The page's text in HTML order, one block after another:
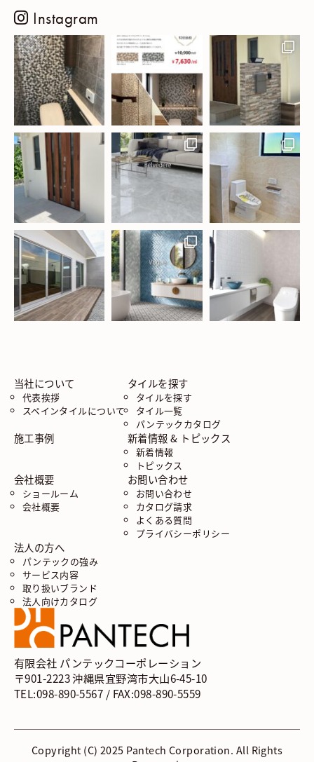
Instagram
当社について
代表挨拶
スペインタイルについて
タイルを探す
タイルを探す
タイル一覧
パンテックカタログ
施工事例 新着情報 & トピックス
新着情報
トピックス
会社概要
ショールーム
会社概要
お問い合わせ
お問い合わせ
カタログ請求
よくある質問
プライバシーポリシー
法人の方へ
パンテックの強み
サービス内容
取り扱いブランド
法人向けカタログ
有限会社 パンテックコーポレーション
〒901-2223 沖縄県宜野湾市大山6-45-10
TEL:098-890-5567 / FAX:098-890-5559
Copyright (C) 2025 Pantech Corporation. All Rights